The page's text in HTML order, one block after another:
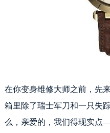
在你变身维修大师之前，先
箱里除了瑞士军刀和一只失
么，亲爱的，我们得现实